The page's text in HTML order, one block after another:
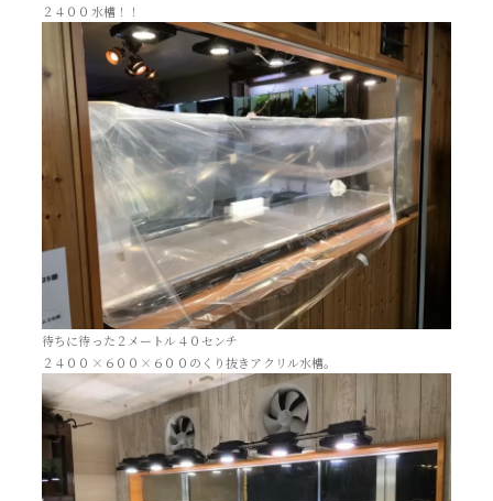
２４００水槽！！
待ちに待った２メートル４０センチ
２４００×６００×６００のくり抜きアクリル水槽。